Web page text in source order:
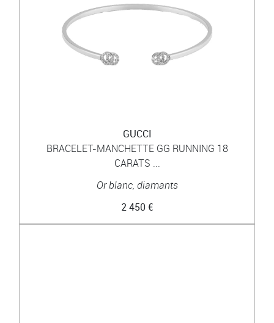
GUCCI
BRACELET-MANCHETTE GG RUNNING 18
CARATS ...
Or blanc, diamants
2 450 €